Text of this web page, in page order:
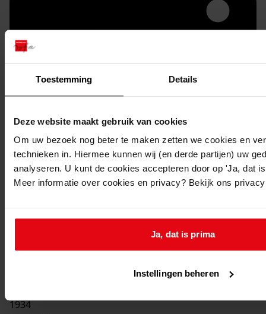
Toestemming Details
Deze website maakt gebruik van cookies
Om uw bezoek nog beter te maken zetten we cookies en
technieken in. Hiermee kunnen wij (en derde partijen) uw
analyseren. U kunt de cookies accepteren door op 'Ja, dat
Meer informatie over cookies en privacy? Bekijk ons
Ja, dat is prima
Instellingen beheren
Printen
duurzaam webadres
Inventaris
1934